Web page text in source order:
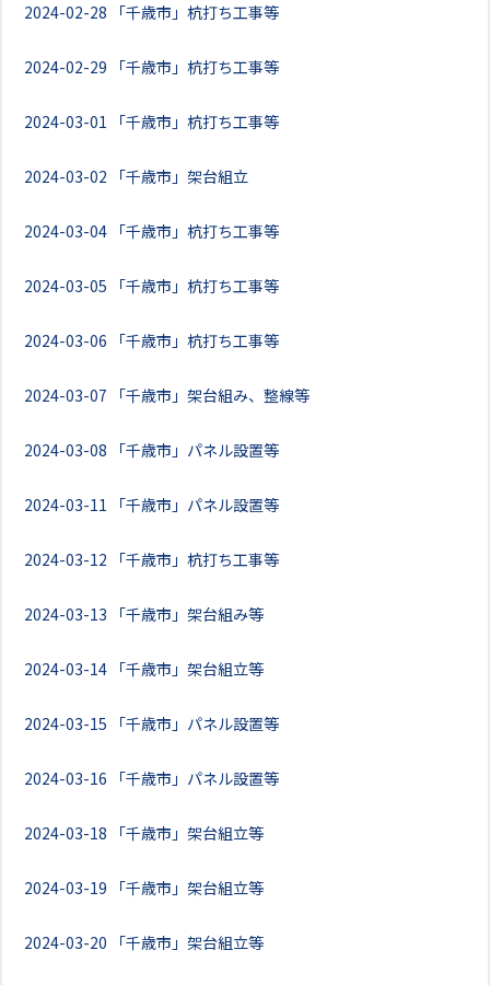
2024-02-28 「千歳市」杭打ち工事等
2024-02-29 「千歳市」杭打ち工事等
2024-03-01 「千歳市」杭打ち工事等
2024-03-02 「千歳市」架台組立
2024-03-04 「千歳市」杭打ち工事等
2024-03-05 「千歳市」杭打ち工事等
2024-03-06 「千歳市」杭打ち工事等
2024-03-07 「千歳市」架台組み、整線等
2024-03-08 「千歳市」パネル設置等
2024-03-11 「千歳市」パネル設置等
2024-03-12 「千歳市」杭打ち工事等
2024-03-13 「千歳市」架台組み等
2024-03-14 「千歳市」架台組立等
2024-03-15 「千歳市」パネル設置等
2024-03-16 「千歳市」パネル設置等
2024-03-18 「千歳市」架台組立等
2024-03-19 「千歳市」架台組立等
2024-03-20 「千歳市」架台組立等